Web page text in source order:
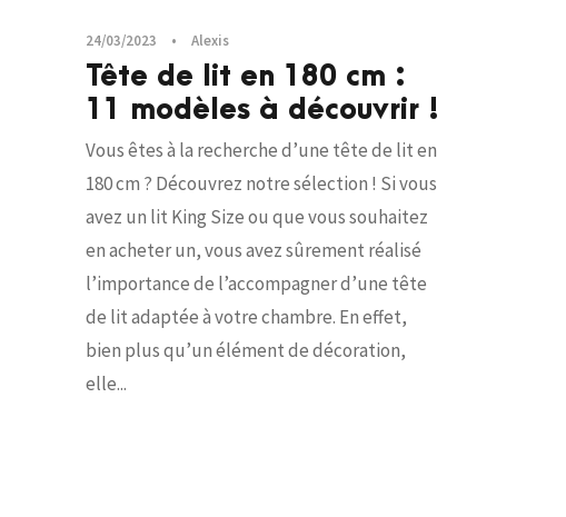
24/03/2023 • Alexis
Tête de lit en 180 cm :
11 modèles à découvrir !
Vous êtes à la recherche d’une tête de lit en
180 cm ? Découvrez notre sélection ! Si vous
avez un lit King Size ou que vous souhaitez
en acheter un, vous avez sûrement réalisé
l’importance de l’accompagner d’une tête
de lit adaptée à votre chambre. En effet,
bien plus qu’un élément de décoration,
elle...